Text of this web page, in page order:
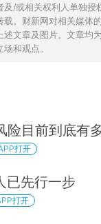
及/或相关权利人单独授
载。财新网对相关媒体
文章及图片。文章均
和观点。
险目前到底有
打开
已先行一步
打开